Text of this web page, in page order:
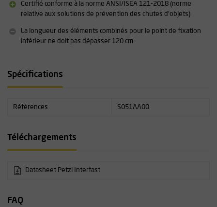
Certifié conforme à la norme ANSI/ISEA 121-2018 (norme
relative aux solutions de prévention des chutes d'objets)
La longueur des éléments combinés pour le point de fixation
inférieur ne doit pas dépasser 120 cm
Spécifications
Références S051AA00
Téléchargements
Datasheet Petzl Interfast
FAQ